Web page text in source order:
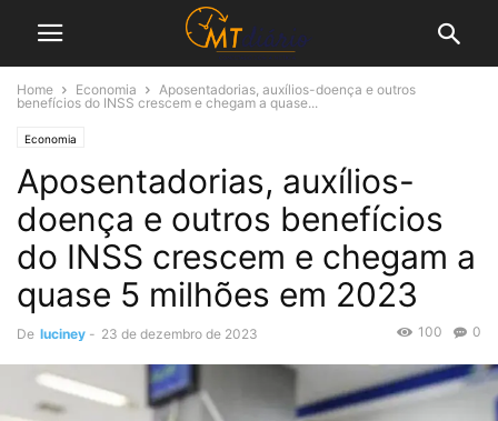
Home Economia
Aposentadorias, auxílios-doença e outros
benefícios do INSS crescem e chegam a quase...
Economia
Aposentadorias, auxílios-
doença e outros benefícios
do INSS crescem e chegam a
quase 5 milhões em 2023
De luciney - 23 de dezembro de 2023 0
100